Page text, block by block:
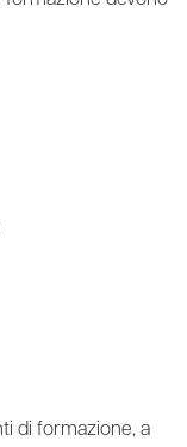
di formazione, a